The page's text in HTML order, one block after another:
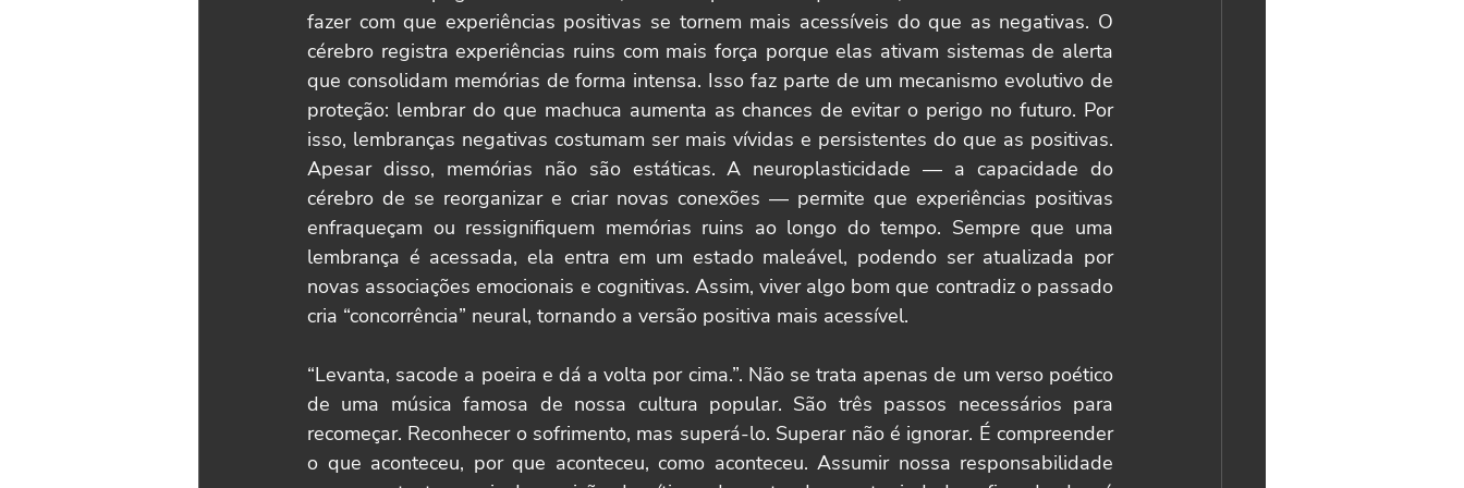
fazer com que experiências positivas se tornem mais acessíveis do que as negativas. O
cérebro registra experiências ruins com mais força porque elas ativam sistemas de alerta
que consolidam memórias de forma intensa. Isso faz parte de um mecanismo evolutivo de
proteção: lembrar do que machuca aumenta as chances de evitar o perigo no futuro. Por
isso, lembranças negativas costumam ser mais vívidas e persistentes do que as positivas.
Apesar disso, memórias não são estáticas. A neuroplasticidade — a capacidade do
cérebro de se reorganizar e criar novas conexões — permite que experiências positivas
enfraqueçam ou ressignifiquem memórias ruins ao longo do tempo. Sempre que uma
lembrança é acessada, ela entra em um estado maleável, podendo ser atualizada por
novas associações emocionais e cognitivas. Assim, viver algo bom que contradiz o passado
cria “concorrência” neural, tornando a versão positiva mais acessível.
“Levanta, sacode a poeira e dá a volta por cima.”. Não se trata apenas de um verso poético
de uma música famosa de nossa cultura popular. São três passos necessários para
recomeçar. Reconhecer o sofrimento, mas superá-lo. Superar não é ignorar. É compreender
o que aconteceu, por que aconteceu, como aconteceu. Assumir nossa responsabilidade